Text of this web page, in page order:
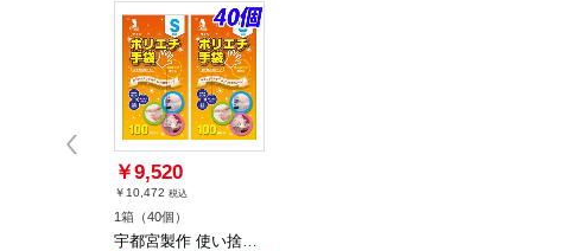
￥9,520
￥10,472 税込
1箱（40個）
宇都宮製作 使い捨て手袋 クイン ポリエチ手袋 S 100枚入 40個